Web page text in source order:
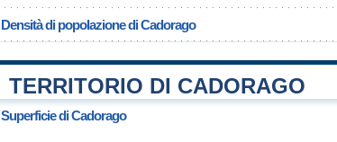
Densità di popolazione di Cadorago
TERRITORIO DI CADORAGO
Superficie di Cadorago